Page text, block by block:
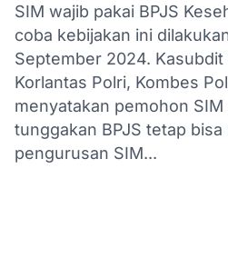
SIM wajib pakai BPJS
coba kebijakan ini
September 2024.
Korlantas Polri, Kombes
menyatakan pemohon
tunggakan BPJS tetap
pengurusan SIM...